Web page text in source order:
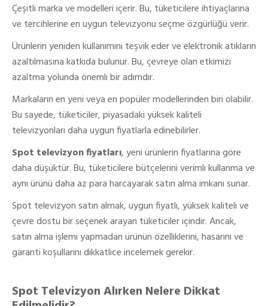
Çeşitli marka ve modelleri içerir. Bu, tüketicilere ihtiyaçlarına
ve tercihlerine en uygun televizyonu seçme özgürlüğü verir.
Ürünlerin yeniden kullanımını teşvik eder ve elektronik atıkların
azaltılmasına katkıda bulunur. Bu, çevreye olan etkimizi
azaltma yolunda önemli bir adımdır.
Markaların en yeni veya en popüler modellerinden biri olabilir.
Bu sayede, tüketiciler, piyasadaki yüksek kaliteli
televizyonları daha uygun fiyatlarla edinebilirler.
Spot televizyon fiyatları, yeni ürünlerin fiyatlarına göre
daha düşüktür. Bu, tüketicilere bütçelerini verimli kullanma ve
aynı ürünü daha az para harcayarak satın alma imkanı sunar.
Spot televizyon satın almak, uygun fiyatlı, yüksek kaliteli ve
çevre dostu bir seçenek arayan tüketiciler içindir. Ancak,
satın alma işlemi yapmadan ürünün özelliklerini, hasarını ve
garanti koşullarını dikkatlice incelemek gerekir.
Spot Televizyon Alırken Nelere Dikkat